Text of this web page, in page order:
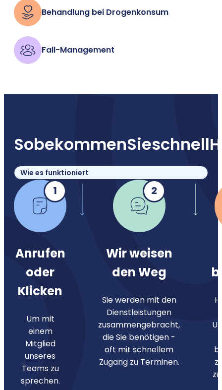
Behandlung bei Drogenkonsum
Fall-Management
SobekommenSieschnell
Wie es funktioniert
1
Anrufen
oder
Klicken
Um mit
einem
Mitglied
unseres
Teams zu
sprechen.
2
Wir weisen
den Weg
Sie werden mit den
Dienstleistungen
zusammengebracht,
die Sie benötigen -
oft mit schnellem
Zugang zu Terminen.